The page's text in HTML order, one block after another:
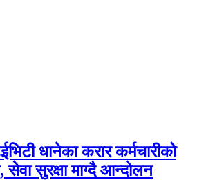
धानेका करार कर्मचारीको
सेवा सुरक्षा माग्दै आन्दोलन